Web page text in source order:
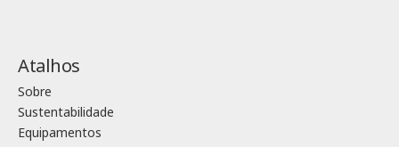
Atalhos
Sobre
Sustentabilidade
Equipamentos